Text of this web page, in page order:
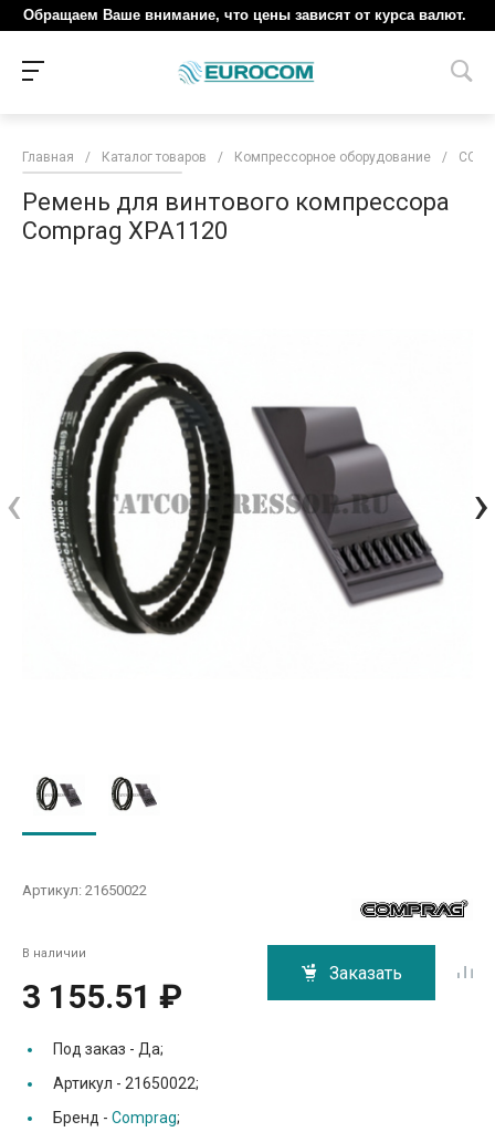
Обращаем Ваше внимание, что цены зависят от курса валют.
Главная / Каталог товаров / Компрессорное оборудование /
Ремень для винтового компрессора
Comprag XPA1120
‹ ›
Артикул: 21650022
В наличии
3 155.51 ₽
Заказать
Под заказ - Да;
Артикул - 21650022;
Бренд - Comprag;